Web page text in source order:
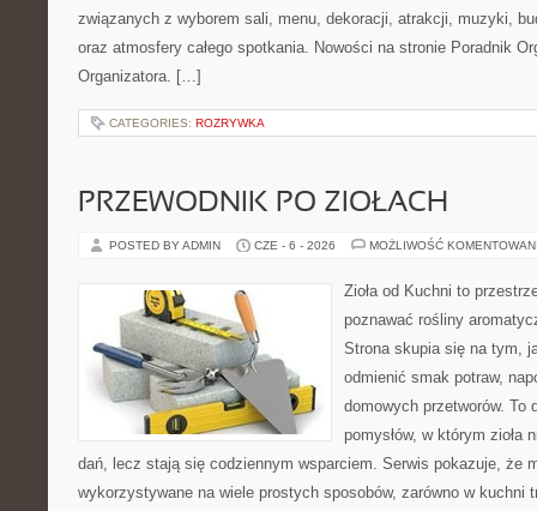
związanych z wyborem sali, menu, dekoracji, atrakcji, muzyki,
oraz atmosfery całego spotkania. Nowości na stronie Poradnik
Organizatora. […]
CATEGORIES: ROZRYWKA
PRZEWODNIK PO ZIOŁACH
POSTED BY ADMIN CZE - 6 - 2026 MOŻLIWOŚĆ
Zioła od Kuchni to
poznawać rośliny
Strona skupia się na tym,
odmienić smak potraw,
domowych przetworów. To
pomysłów, w którym zioła
dań, lecz stają się codziennym wsparciem. Serwis pokazuje, że
wykorzystywane na wiele prostych sposobów, zarówno w kuchni